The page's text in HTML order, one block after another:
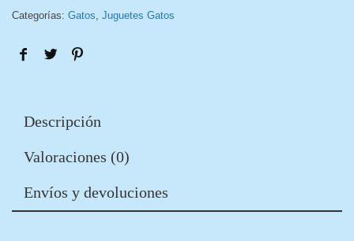
Categorías: Gatos, Juguetes Gatos
Descripción
Valoraciones (0)
Envíos y devoluciones